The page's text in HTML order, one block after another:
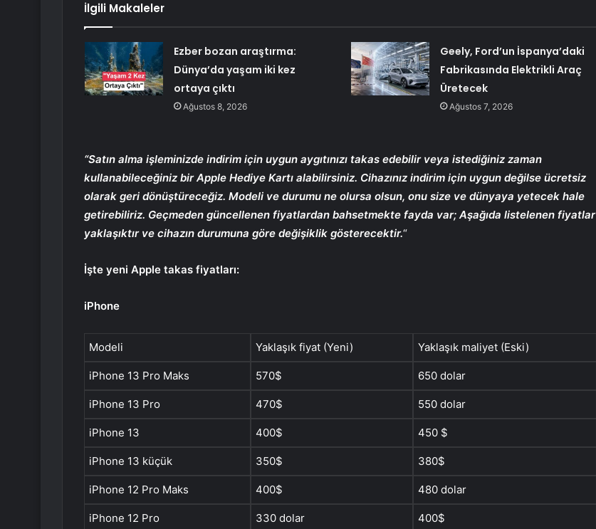
İlgili Makaleler
Ezber bozan araştırma:
Dünya’da yaşam iki kez
ortaya çıktı
Ağustos 8, 2026
Geely, Ford’un İspanya’daki
Fabrikasında Elektrikli Araç
Üretecek
Ağustos 7, 2026
“Satın alma işleminizde indirim için uygun aygıtınızı takas edebilir veya istediğiniz zaman
kullanabileceğiniz bir Apple Hediye Kartı alabilirsiniz. Cihazınız indirim için uygun değilse ücretsiz
olarak geri dönüştüreceğiz. Modeli ve durumu ne olursa olsun, onu size ve dünyaya yetecek hale
getirebiliriz. Geçmeden güncellenen fiyatlardan bahsetmekte fayda var; Aşağıda listelenen fiyatlar
yaklaşıktır ve cihazın durumuna göre değişiklik gösterecektir.“
İşte yeni Apple takas fiyatları:
iPhone
Modeli Yaklaşık fiyat (Yeni) Yaklaşık maliyet (Eski)
iPhone 13 Pro Maks 570$ 650 dolar
iPhone 13 Pro 470$ 550 dolar
iPhone 13 400$ 450 $
iPhone 13 küçük 350$ 380$
iPhone 12 Pro Maks 400$ 480 dolar
iPhone 12 Pro 330 dolar 400$